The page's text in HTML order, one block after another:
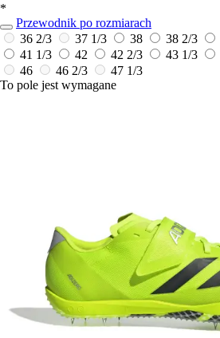
*
Przewodnik po rozmiarach
36 2/3
37 1/3 38 38 2/3
41 1/3
42 42 2/3 43 1/3
46
46 2/3
47 1/3
To pole jest wymagane